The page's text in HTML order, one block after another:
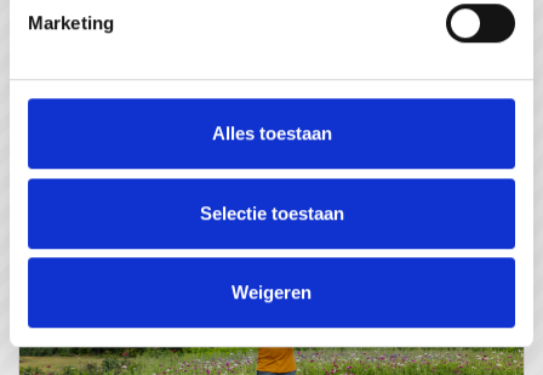
Marketing
Alles toestaan
Selectie toestaan
Weigeren
Strandpaviljoen de Piraat Cadzand
Savoir plus